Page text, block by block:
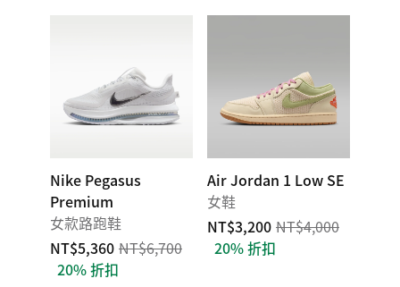
Nike Pegasus
Premium
女款路跑鞋
NT$5,360 NT$6,700
20% 折扣
Air Jordan 1 Low SE
女鞋
NT$3,200 NT$4,000
20% 折扣